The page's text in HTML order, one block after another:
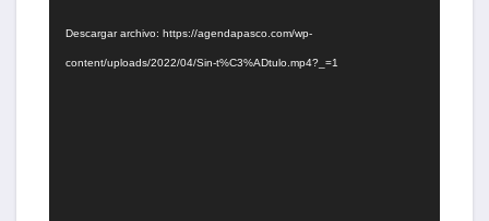
Descargar archivo: https://agendapasco.com/wp-
content/uploads/2022/04/Sin-t%C3%ADtulo.mp4?_=1